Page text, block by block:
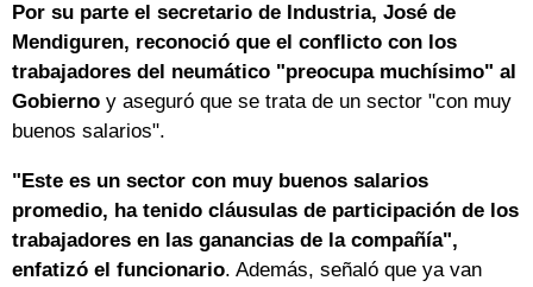
Por su parte el secretario de Industria, José de
Mendiguren, reconoció que el conflicto con los
trabajadores del neumático "preocupa muchísimo" al
Gobierno y aseguró que se trata de un sector "con muy
buenos salarios".
"Este es un sector con muy buenos salarios
promedio, ha tenido cláusulas de participación de los
trabajadores en las ganancias de la compañía",
enfatizó el funcionario. Además, señaló que ya van